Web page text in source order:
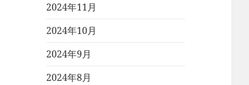
2024年11月
2024年10月
2024年9月
2024年8月